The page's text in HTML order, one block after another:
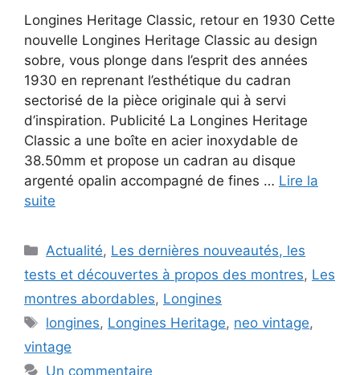
Longines Heritage Classic, retour en 1930 Cette
nouvelle Longines Heritage Classic au design
sobre, vous plonge dans l’esprit des années
1930 en reprenant l’esthétique du cadran
sectorisé de la pièce originale qui à servi
d’inspiration. Publicité La Longines Heritage
Classic a une boîte en acier inoxydable de
38.50mm et propose un cadran au disque
argenté opalin accompagné de fines … Lire la
suite
Catégories
Actualité, Les dernières nouveautés, les
tests et découvertes à propos des montres, Les
montres abordables, Longines
Étiquettes
longines, Longines Heritage, neo vintage,
vintage
Un commentaire